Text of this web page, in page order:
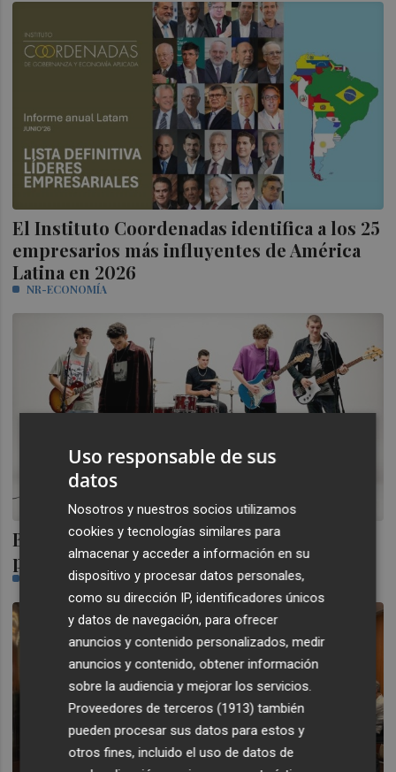
El Instituto Coordenadas identifica a los 25
empresarios más influyentes de América
Latina en 2026
NR-ECONOMÍA
Bigsound 'ficha' a los valencianos que no
pudieron actuar en el Festival de Les Arts
Uso responsable de sus
datos
Nosotros y nuestros socios utilizamos
cookies y tecnologías similares para
almacenar y acceder a información en su
dispositivo y procesar datos personales,
como su dirección IP, identificadores únicos
y datos de navegación, para ofrecer
anuncios y contenido personalizados, medir
anuncios y contenido, obtener información
sobre la audiencia y mejorar los servicios.
Proveedores de terceros (1913) también
pueden procesar sus datos para estos y
otros fines, incluido el uso de datos de